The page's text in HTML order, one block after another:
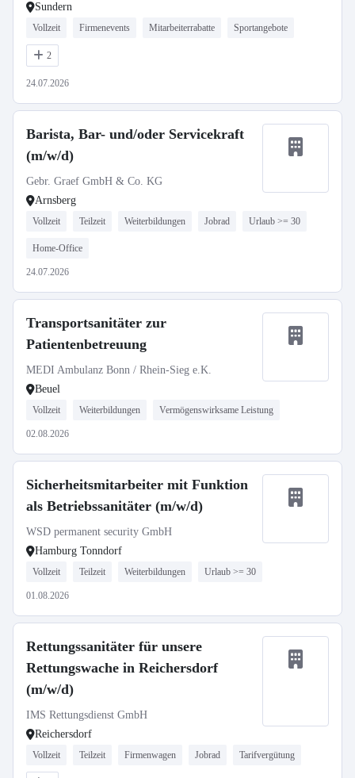
Sundern
Vollzeit Firmenevents Mitarbeiterrabatte Sportangebote
2
24.07.2026
Barista, Bar- und/oder Servicekraft
(m/w/d)
Gebr. Graef GmbH & Co. KG
Arnsberg
Vollzeit Teilzeit Weiterbildungen Jobrad Urlaub >= 30
Home-Office
24.07.2026
Transportsanitäter zur
Patientenbetreuung
MEDI Ambulanz Bonn / Rhein-Sieg e.K.
Beuel
Vollzeit Weiterbildungen Vermögenswirksame Leistung
02.08.2026
Sicherheitsmitarbeiter mit Funktion
als Betriebssanitäter (m/w/d)
WSD permanent security GmbH
Hamburg Tonndorf
Vollzeit Teilzeit Weiterbildungen Urlaub >= 30
01.08.2026
Rettungssanitäter für unsere
Rettungswache in Reichersdorf
(m/w/d)
IMS Rettungsdienst GmbH
Reichersdorf
Vollzeit Teilzeit Firmenwagen Jobrad Tarifvergütung